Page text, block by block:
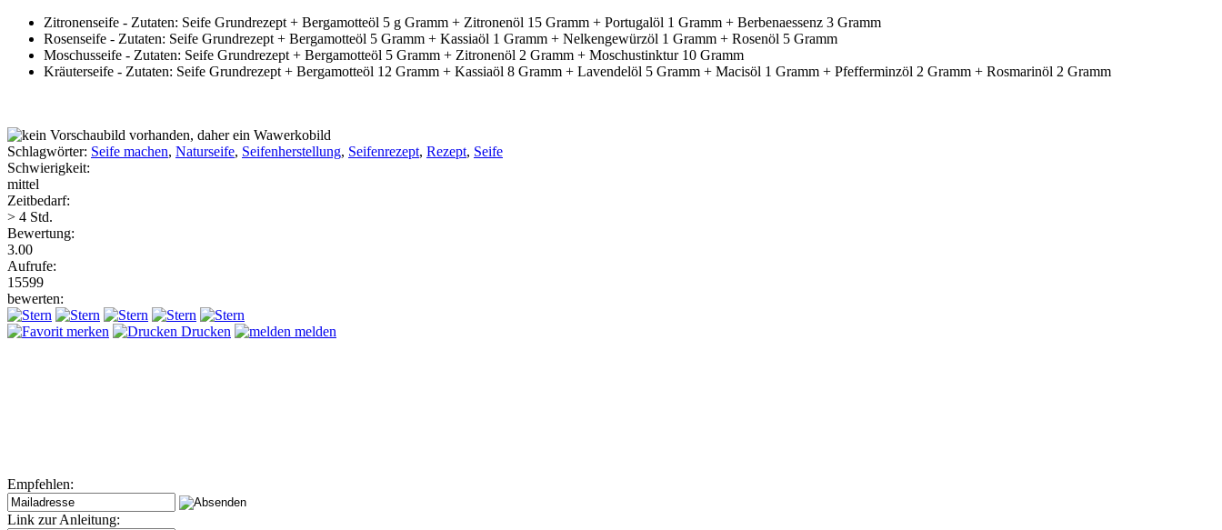
Zitronenseife - Zutaten: Seife Grundrezept + Bergamotteöl 5 g Gramm + Zitronenöl 15 Gramm + Portugalöl 1 Gramm + Berbenaessenz 3 Gramm
Rosenseife - Zutaten: Seife Grundrezept + Bergamotteöl 5 Gramm + Kassiaöl 1 Gramm + Nelkengewürzöl 1 Gramm + Rosenöl 5 Gramm
Moschusseife - Zutaten: Seife Grundrezept + Bergamotteöl 5 Gramm + Zitronenöl 2 Gramm + Moschustinktur 10 Gramm
Kräuterseife - Zutaten: Seife Grundrezept + Bergamotteöl 12 Gramm + Kassiaöl 8 Gramm + Lavendelöl 5 Gramm + Macisöl 1 Gramm + Pfefferminzöl 2 Gramm + Rosmarinöl 2 Gramm
Schlagwörter: Seife machen, Naturseife, Seifenherstellung, Seifenrezept, Rezept, Seife
Schwierigkeit:
mittel
Zeitbedarf:
> 4 Std.
Bewertung:
3.00
Aufrufe:
15599
bewerten:
merken Drucken melden
Empfehlen:
Link zur Anleitung: